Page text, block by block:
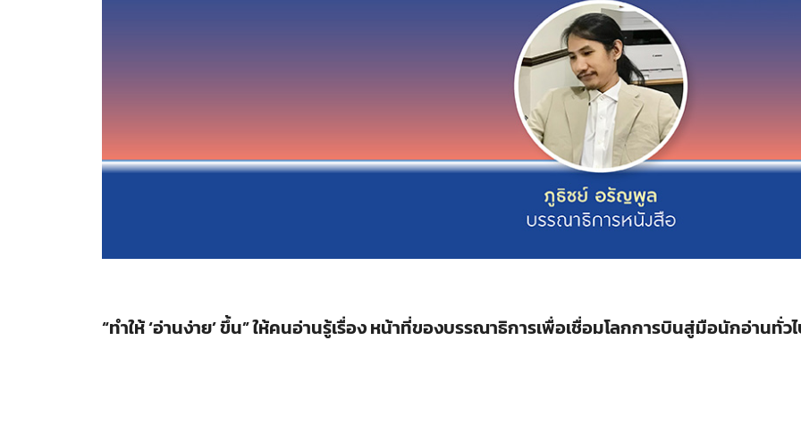
“ทำให้ ‘อ่านง่าย’ ขึ้น” ให้คนอ่านรู้เรื่อง หน้าที่ของบรรณาธิการเพื่อเชื่อมโลกการบินสู่มือนักอ่านทั่ว